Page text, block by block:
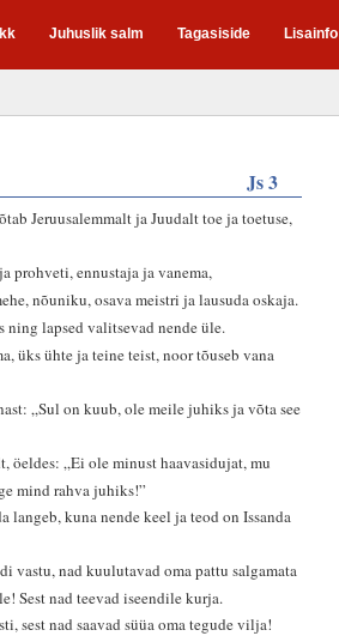
Juhuslik salm Tagasiside Lisainfo
Js 3
Jeruusalemmalt ja Juudalt toe ja toetuse,
prohveti, ennustaja ja vanema,
nõuniku, osava meistri ja lausuda oskaja.
ning lapsed valitsevad nende üle.
üks ühte ja teine teist, noor tõuseb vana
„Sul on kuub, ole meile juhiks ja võta see
öeldes: „Ei ole minust haavasidujat, mu
mind rahva juhiks!”
langeb, kuna nende keel ja teod on Issanda
vastu, nad kuulutavad oma pattu salgamata
Sest nad teevad iseendile kurja.
sest nad saavad süüa oma tegude vilja!